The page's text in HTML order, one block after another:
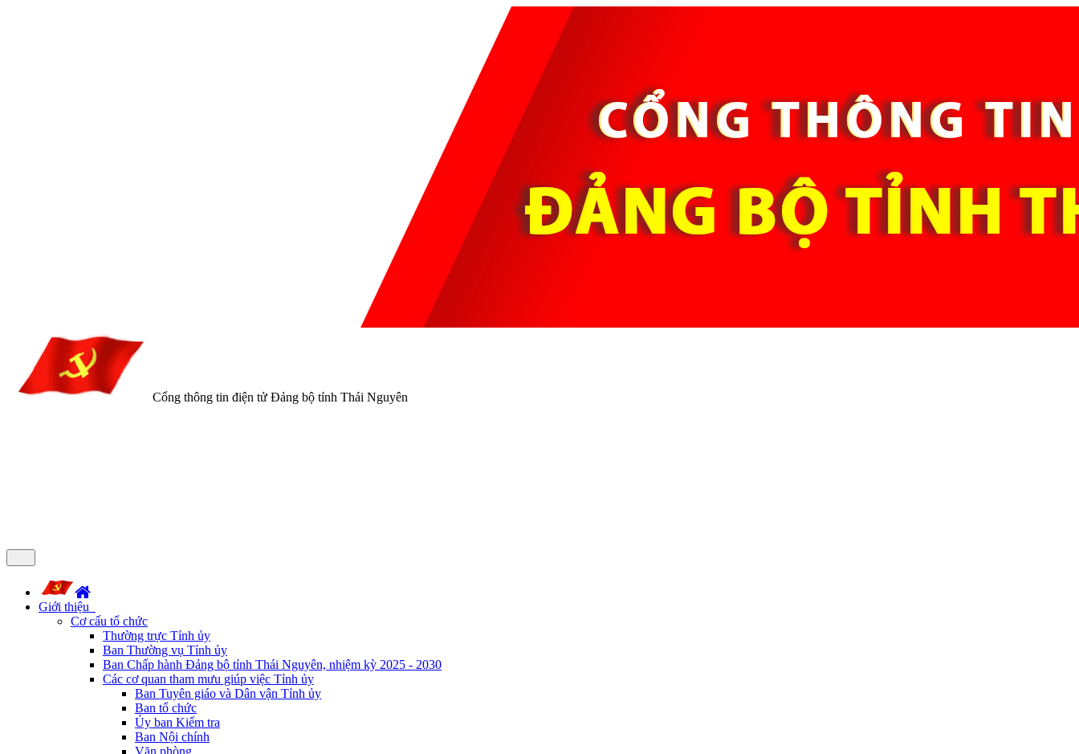
Cổng thông tin điện tử Đảng bộ tỉnh Thái Nguyên
Giới thiệu
Cơ cấu tổ chức
Thường trực Tỉnh ủy
Ban Thường vụ Tỉnh ủy
Ban Chấp hành Đảng bộ tỉnh Thái Nguyên, nhiệm kỳ 2025 - 2030
Các cơ quan tham mưu giúp việc Tỉnh ủy
Ban Tuyên giáo và Dân vận Tỉnh ủy
Ban tổ chức
Ủy ban Kiểm tra
Ban Nội chính
Văn phòng